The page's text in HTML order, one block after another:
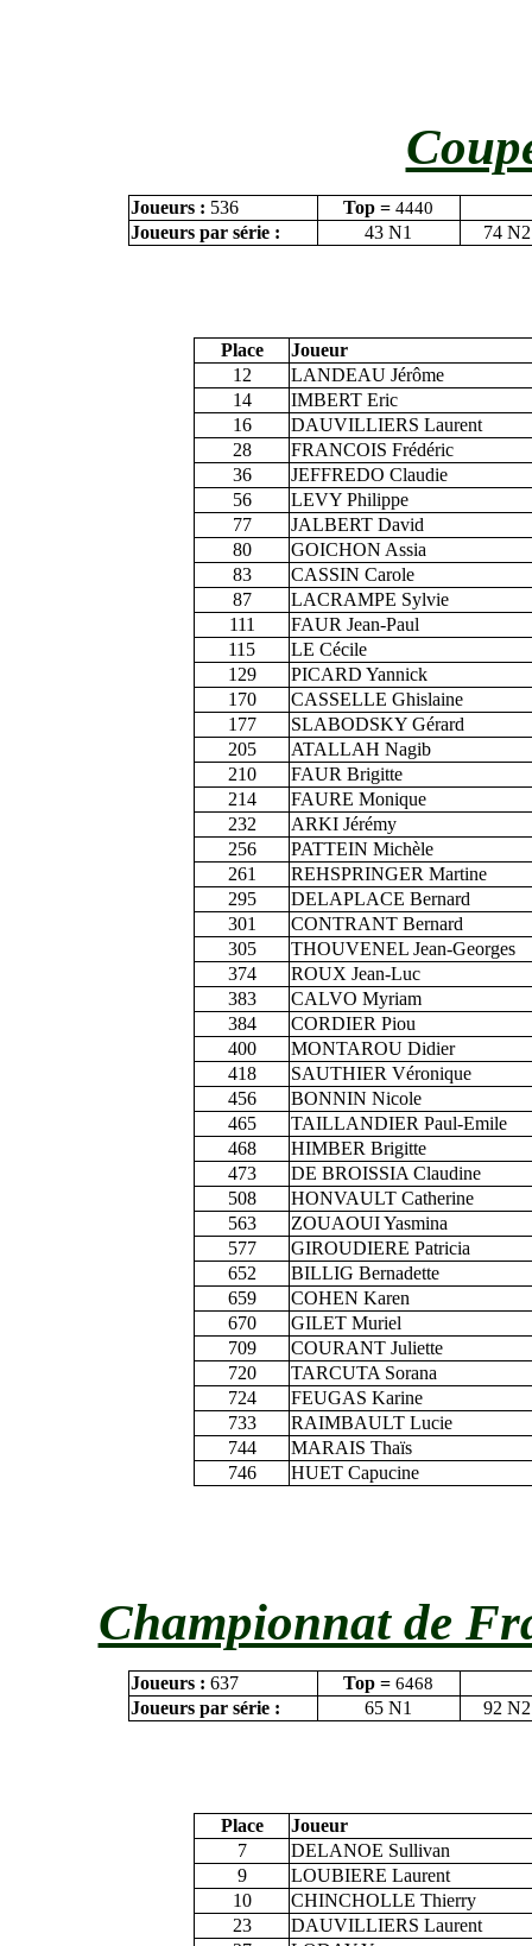
Joueurs : 536 Top = 4440
Joueurs par série : 43 N1 74 N2
Place
Joueur
12
LANDEAU Jérôme
14
IMBERT Eric
16
DAUVILLIERS Laurent
28
FRANCOIS Frédéric
36
JEFFREDO Claudie
56
LEVY Philippe
77
JALBERT David
80
GOICHON Assia
83
CASSIN Carole
87
LACRAMPE Sylvie
111
FAUR Jean-Paul
115
LE Cécile
129
PICARD Yannick
170
CASSELLE Ghislaine
177
SLABODSKY Gérard
205
ATALLAH Nagib
210
FAUR Brigitte
214
FAURE Monique
232
ARKI Jérémy
256
PATTEIN Michèle
261
REHSPRINGER Martine
295
DELAPLACE Bernard
301
CONTRANT Bernard
305
THOUVENEL Jean-Georges
374
ROUX Jean-Luc
383
CALVO Myriam
384
CORDIER Piou
400
MONTAROU Didier
418
SAUTHIER Véronique
456
BONNIN Nicole
465
TAILLANDIER Paul-Emile
468
HIMBER Brigitte
473
DE BROISSIA Claudine
508
HONVAULT Catherine
563
ZOUAOUI Yasmina
577
GIROUDIERE Patricia
652
BILLIG Bernadette
659
COHEN Karen
670
GILET Muriel
709
COURANT Juliette
720
TARCUTA Sorana
724
FEUGAS Karine
733
RAIMBAULT Lucie
744
MARAIS Thaïs
746
HUET Capucine
Championnat de
Joueurs : 637 Top = 6468
Joueurs par série : 65 N1 92 N2
Place
Joueur
7
DELANOE Sullivan
9
LOUBIERE Laurent
10
CHINCHOLLE Thierry
23
DAUVILLIERS Laurent